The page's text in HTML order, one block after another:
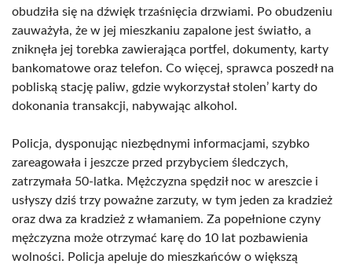
obudziła się na dźwięk trzaśnięcia drzwiami. Po obudzeniu
zauważyła, że w jej mieszkaniu zapalone jest światło, a
zniknęła jej torebka zawierająca portfel, dokumenty, karty
bankomatowe oraz telefon. Co więcej, sprawca poszedł na
pobliską stację paliw, gdzie wykorzystał stolen’ karty do
dokonania transakcji, nabywając alkohol.
Policja, dysponując niezbędnymi informacjami, szybko
zareagowała i jeszcze przed przybyciem śledczych,
zatrzymała 50-latka. Mężczyzna spędził noc w areszcie i
usłyszy dziś trzy poważne zarzuty, w tym jeden za kradzież
oraz dwa za kradzież z włamaniem. Za popełnione czyny
mężczyzna może otrzymać karę do 10 lat pozbawienia
wolności. Policja apeluje do mieszkańców o większą